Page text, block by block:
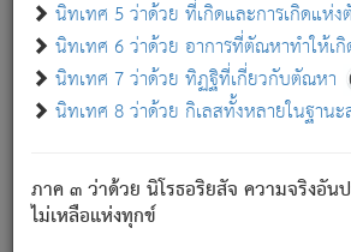
นิทเทศ 5 ว่าด้วย ที่เกิดและการเกิดแห่
นิทเทศ 6 ว่าด้วย อาการที่ตัณหาทำให้เ
นิทเทศ 7 ว่าด้วย ทิฏฐิที่เกี่ยวกับตัณหา
นิทเทศ 8 ว่าด้วย กิเลสทั้งหลายในฐาน
ภาค ๓ ว่าด้วย นิโรธอริยสัจ ความจริงอัน
ไม่เหลือแห่งทุกข์
ความดับเพราะความสำรอกไม่เหลือ (
เพราะความสิ้นไปแห่งตัณหาโดยประการทั้
นิพพาน.
ภพใหม่ย่อมไม่มีแก่ภิกษุนั้น ผู้ดับเย็นสนิท
ภิกษุนั้น เป็นผู้ครอบงำมารได้แล้ว ชนะ
ภพทั้งหลายทั้งปวงได้แล้ว เป็นผู้คงที่ (คือไ